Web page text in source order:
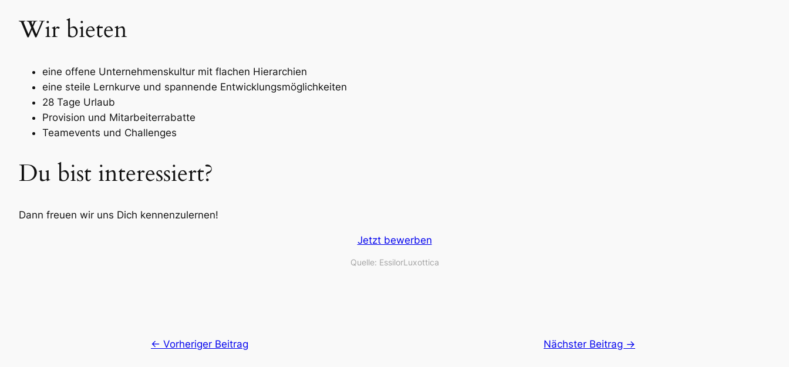
Wir bieten
eine offene Unternehmenskultur mit flachen Hierarchien
eine steile Lernkurve und spannende Entwicklungsmöglichkeiten
28 Tage Urlaub
Provision und Mitarbeiterrabatte
Teamevents und Challenges
Du bist interessiert?
Dann freuen wir uns Dich kennenzulernen!
Jetzt bewerben
Quelle: EssilorLuxottica
← Vorheriger Beitrag Nächster Beitrag →